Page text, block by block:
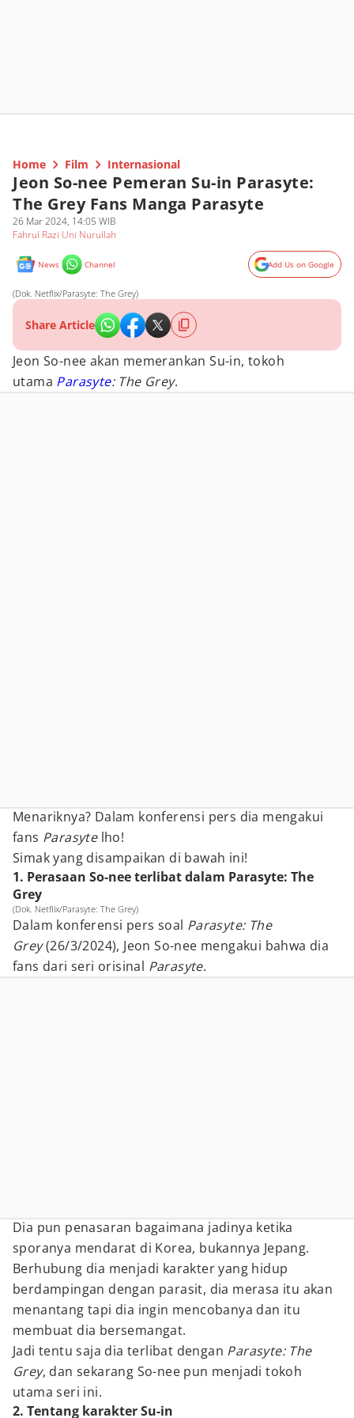
Home Film Internasional
Jeon So-nee Pemeran Su-in Parasyte:
The Grey Fans Manga Parasyte
26 Mar 2024, 14:05 WIB
Fahrul Razi Uni Nurullah
News Channel Add Us on Google
(Dok. Netflix/Parasyte: The Grey)
Share Article
Jeon So-nee akan memerankan Su-in, tokoh
utama Parasyte: The Grey.
Menariknya? Dalam konferensi pers dia mengakui
fans Parasyte lho!
Simak yang disampaikan di bawah ini!
1. Perasaan So-nee terlibat dalam Parasyte: The
Grey
(Dok. Netflix/Parasyte: The Grey)
Dalam konferensi pers soal Parasyte: The
Grey(26/3/2024), Jeon So-nee mengakui bahwa dia
fans dari seri orisinal Parasyte.
Dia pun penasaran bagaimana jadinya ketika
sporanya mendarat di Korea, bukannya Jepang.
Berhubung dia menjadi karakter yang hidup
berdampingan dengan parasit, dia merasa itu akan
menantang tapi dia ingin mencobanya dan itu
membuat dia bersemangat.
Jadi tentu saja dia terlibat dengan Parasyte: The
Grey, dan sekarang So-nee pun menjadi tokoh
utama seri ini.
2. Tentang karakter Su-in